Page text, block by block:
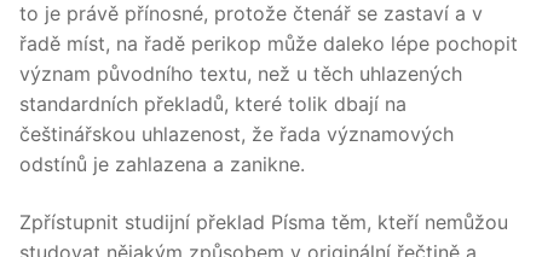
to je právě přínosné, protože čtenář se zastaví a v
řadě míst, na řadě perikop může daleko lépe pochopit
význam původního textu, než u těch uhlazených
standardních překladů, které tolik dbají na
češtinářskou uhlazenost, že řada významových
odstínů je zahlazena a zanikne.
Zpřístupnit studijní překlad Písma těm, kteří nemůžou